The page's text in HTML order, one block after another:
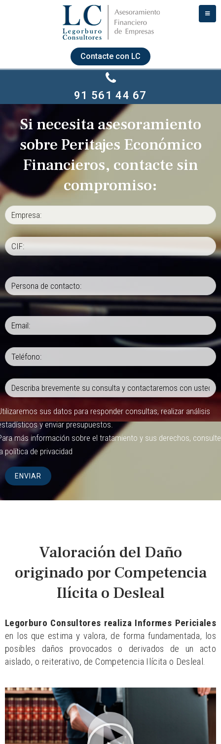
Contacte con LC
91 561 44 67
Si necesita asesoramiento
sobre Peritajes Económico
Financieros, contacte sin
compromiso:
sus datos para responder consultas, realizar análisis
y enviar presupuestos.
más información sobre el tratamiento y sus derechos, consulte
política de privacidad
Valoración del Daño
originado por Competencia
Ilícita o Desleal
Legorburo Consultores realiza Informes Periciales
en los que estima y valora, de forma fundamentada, los
posibles daños provocados o derivados de un acto
aislado, o reiterativo, de Competencia Ilícita o Desleal.